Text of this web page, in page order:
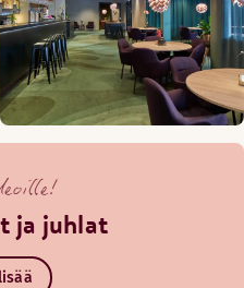
ja juhlat